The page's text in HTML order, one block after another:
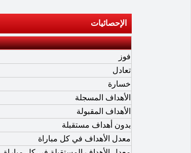
الإحصائيات
فوز
تعادل
خسارة
الأهداف المسجلة
الأهداف المقبولة
بدون أهداف مستقبلة
معدل الأهداف في كل مباراة